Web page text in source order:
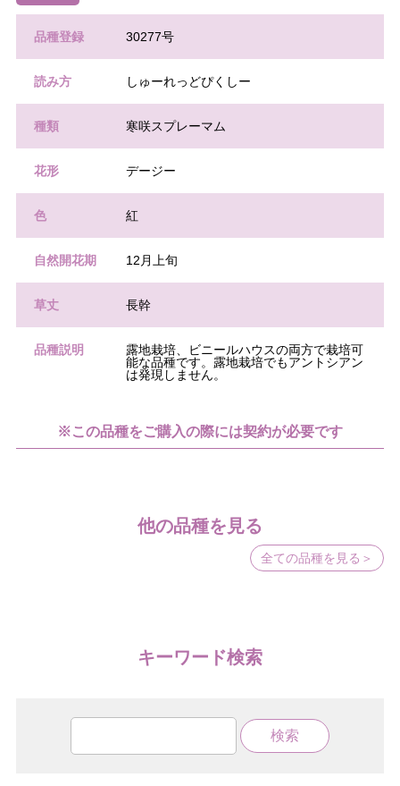
品種登録 30277号
読み方 しゅーれっどぴくしー
種類 寒咲スプレーマム
花形 デージー
色 紅
自然開花期 12月上旬
草丈 長幹
品種説明
露地栽培、ビニールハウスの両方で栽培可
能な品種です。露地栽培でもアントシアン
は発現しません。
※この品種をご購入の際には契約が必要です
他の品種を見る
全ての品種を見る＞
キーワード検索